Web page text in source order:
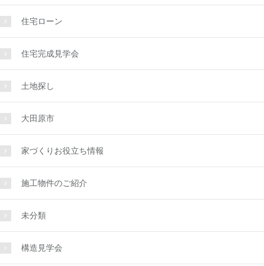
住宅ローン
住宅完成見学会
土地探し
大田原市
家づくりお役立ち情報
施工物件のご紹介
未分類
構造見学会